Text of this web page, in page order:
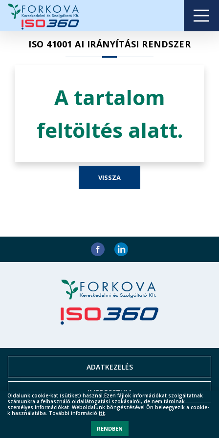
ISO 41001 AI IRÁNYÍTÁSI RENDSZER
A tartalom
feltöltés alatt.
VISSZA
Oldalunk cookie-kat (sütiket) használ.Ezen fájlok információkat szolgáltatnak
számunkra a felhasználó oldallátogatási szokásairól, de nem tárolnak
személyes információkat. Weboldalunk böngészésével Ön beleegyezik a cookie-
k használatába. További információ itt.
RENDBEN
ADATKEZELÉS
IMPRESSZUM